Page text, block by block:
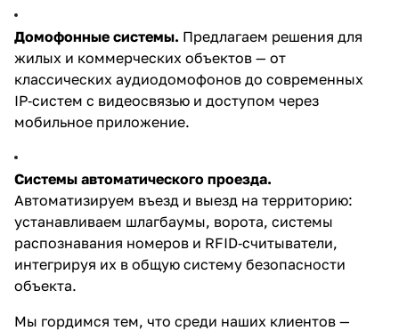
Домофонные системы. Предлагаем решения для
жилых и коммерческих объектов — от
классических аудиодомофонов до современных
IP‑систем с видеосвязью и доступом через
мобильное приложение.
Системы автоматического проезда.
Автоматизируем въезд и выезд на территорию:
устанавливаем шлагбаумы, ворота, системы
распознавания номеров и RFID‑считыватели,
интегрируя их в общую систему безопасности
объекта.
Мы гордимся тем, что среди наших клиентов —